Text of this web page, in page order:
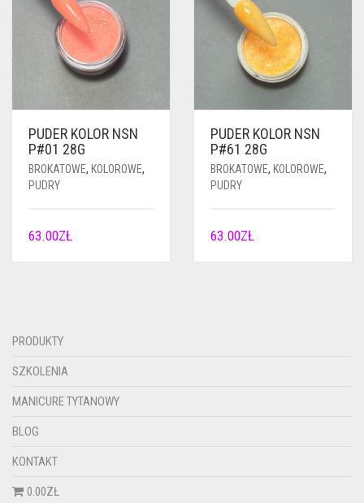
PUDER KOLOR NSN
P#01 28G
BROKATOWE, KOLOROWE,
PUDRY
63.00ZŁ
PUDER KOLOR NSN
P#61 28G
BROKATOWE, KOLOROWE,
PUDRY
63.00ZŁ
PRODUKTY
SZKOLENIA
MANICURE TYTANOWY
BLOG
KONTAKT
0.00ZŁ